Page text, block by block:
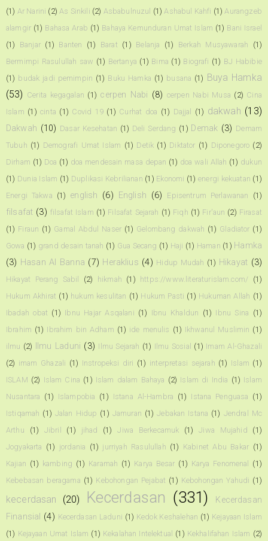
(1) Ar Narini (2) As Sinkili (2) Asbabulnuzul (1) Ashabul Kahfi (1) Aurangzeb
alamgir (1) Bahasa Arab (1) Bahaya Kemunduran Umat Islam (1) Bani Israel
(1)
Banjar (1) Banten (1) Barat (1) Belanja (1) Berkah Musyawarah
(1)
Bermimpi Rasulullah saw (1) Bertanya (1) Bima (1) Biografi (1) BJ Habibie
(1) budak jadi pemimpin (1) Buku Hamka (1) busana (1) Buya Hamka
(53) Cerita kegagalan (1) cerpen Nabi (8) cerpen Nabi Musa (2) Cina
Islam (1) cinta (1) Covid 19 (1) Curhat doa (1) Dajjal (1) dakwah (13)
Dakwah (10) Dasar Kesehatan (1) Deli Serdang (1) Demak (3) Demam
Tubuh (1) Demografi Umat Islam (1) Detik (1) Diktator (1) Diponegoro (2)
Dirham (1) Doa (1) doa mendesain masa depan (1) doa wali Allah (1) dukun
(1) Dunia Islam (1) Duplikasi Kebrilianan (1) Ekonomi (1) energi kekuatan (1)
Energi Takwa (1) english (6) English (6) Episentrum Perlawanan (1)
filsafat (3) filsafat Islam (1) Filsafat Sejarah (1) Fiqh (1) Fir'aun (2) Firasat
(1) Firaun (1) Gamal Abdul Naser (1) Gelombang dakwah (1) Gladiator (1)
Gowa (1) grand desain tanah (1) Gua Secang (1) Haji (1) Haman (1) Hamka
(3) Hasan Al Banna (7) Heraklius (4) Hidup Mudah (1) Hikayat (3)
Hikayat Perang Sabil (2) hikmah (1) https://www.literaturislam.com/ (1)
Hukum Akhirat (1) hukum kesulitan (1) Hukum Pasti (1) Hukuman Allah (1)
Ibadah obat (1) Ibnu Hajar Asqalani (1) Ibnu Khaldun (1) Ibnu Sina (1)
Ibrahim (1) Ibrahim bin Adham (1) ide menulis (1) Ikhwanul Muslimin (1)
ilmu (2) Ilmu Laduni (3) Ilmu Sejarah (1) Ilmu Sosial (1) Imam Al-Ghazali
(2) imam Ghazali (1) Instropeksi diri (1) interpretasi sejarah (1) Islam (1)
ISLAM (2) Islam Cina (1) Islam dalam Bahaya (2) Islam di India (1) Islam
Nusantara (1) Islampobia (1) Istana Al-Hambra (1) Istana Penguasa (1)
Istiqamah (1) Jalan Hidup (1) Jamuran (1) Jebakan Istana (1) Jendral Mc
Arthu
(1) Jibril (1) jihad (1) Jiwa Berkecamuk (1) Jiwa Mujahid
(1)
Jogyakarta (1) jordania (1) jurriyah Rasulullah (1) Kabinet Abu Bakar (1)
Kajian (1) kambing (1) Karamah (1) Karya Besar (1) Karya Fenomenal (1)
Kebebasan beragama (1) Kebohongan Pejabat (1) Kebohongan Yahudi (1)
kecerdasan (20) Kecerdasan (331)
Kecerdasan
Finansial (4) Kecerdasan Laduni (1) Kedok Keshalehan (1) Kejayaan Islam
(1) Kejayaan Umat Islam (1) Kekalahan Intelektual (1) Kekhalifahan Islam (2)